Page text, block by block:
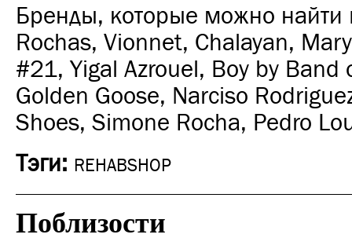
Бренды, которые можно найти
Rochas, Vionnet, Chalayan,
#21, Yigal Azrouel, Boy by Band
Golden Goose, Narciso
Shoes, Simone Rocha, Pedro
Тэги: REHABSHOP
Поблизости